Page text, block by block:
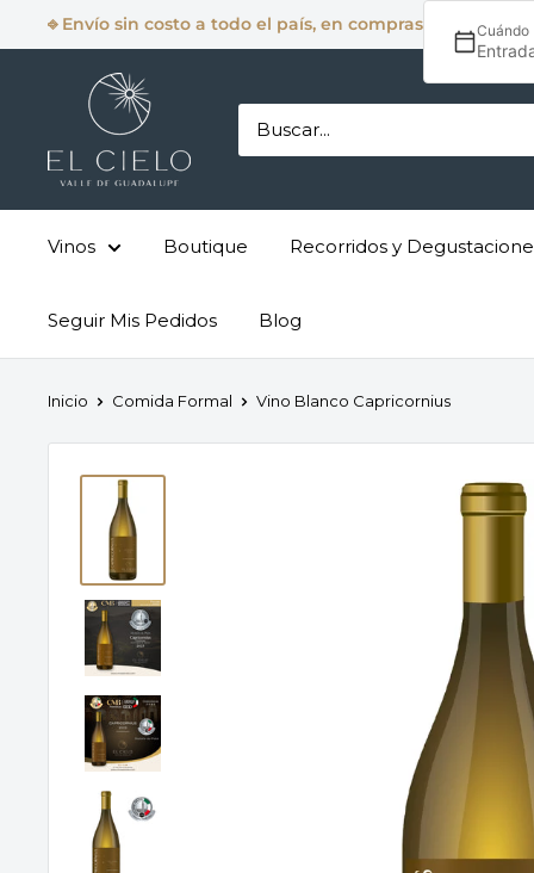
Cuándo
⎆ Envío sin costo a todo el país, en compras desde $2,500
Vinos Boutique Recorridos y
Seguir Mis Pedidos Blog
Inicio Comida Formal Vino Blanco Capricornius